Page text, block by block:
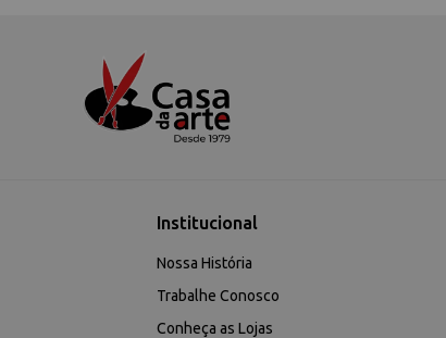
Institucional
Nossa História
Trabalhe Conosco
Conheça as Lojas